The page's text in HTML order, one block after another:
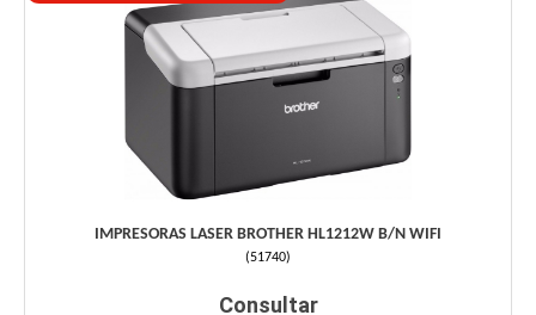
IMPRESORAS LASER BROTHER HL1212W B/N WIFI
(51740)
Consultar